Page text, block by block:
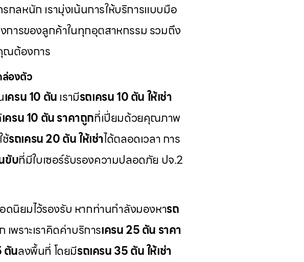
ลหนัก เรามุ่งเน้นการให้บริการแบบมือ
ารของลูกค้าในทุกอุตสาหกรรม รวมถึง
ต้องการ
ล่องตัว
เครน 10 ตัน เรามีรถเครน 10 ตัน ให้เช่า
เครน 10 ตัน ราคาถูกที่เปี่ยมด้วยคุณภาพ
รถเครน 20 ตัน ให้เช่าได้ตลอดเวลา การ
ขับที่มีใบเซอร์รับรองความปลอดภัย ปจ.2
ดนิยมไว้รองรับ หากท่านกำลังมองหารถ
พราะเราคิดค่าบริการเครน 25 ตัน ราคา
ตันลงพื้นที่ โดยมีรถเครน 35 ตัน ให้เช่า